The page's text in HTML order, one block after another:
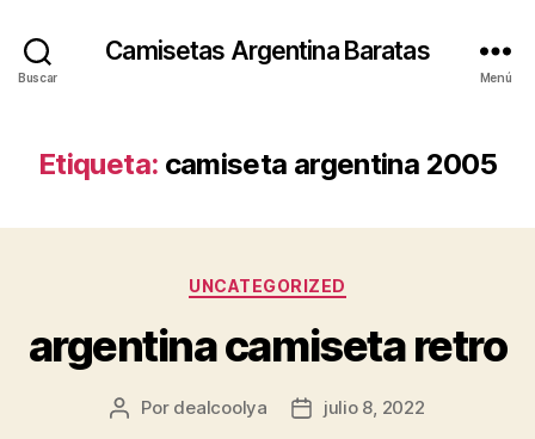
Buscar
Camisetas Argentina Baratas
Menú
Etiqueta: camiseta argentina 2005
Categorías
UNCATEGORIZED
argentina camiseta retro
Autor
Por dealcoolya
Fechajulio 8, 2022